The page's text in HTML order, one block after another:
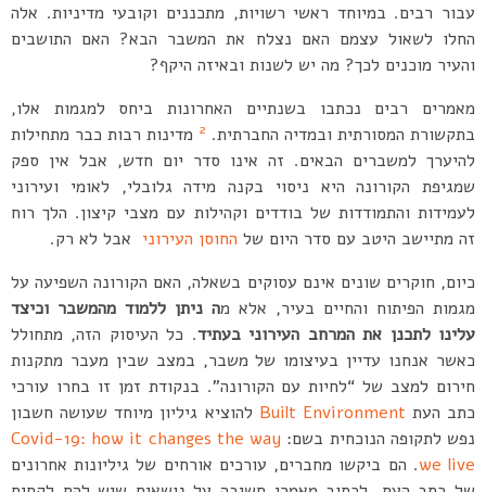
עבור רבים. במיוחד ראשי רשויות, מתכננים וקובעי מדיניות. אלה
החלו לשאול עצמם האם נצלח את המשבר הבא? האם התושבים
והעיר מוכנים לכך? מה יש לשנות ובאיזה היקף?
מאמרים רבים נכתבו בשנתיים האחרונות ביחס למגמות אלו,
בתקשורת המסורתית ובמדיה החברתית. 2 מדינות רבות כבר מתחילות
להיערך למשברים הבאים. זה אינו סדר יום חדש, אבל אין ספק
שמגיפת הקורונה היא ניסוי בקנה מידה גלובלי, לאומי ועירוני
לעמידות והתמודדות של בודדים וקהילות עם מצבי קיצון. הלך רוח
זה מתיישב היטב עם סדר היום של החוסן העירוני אבל לא רק.
כיום, חוקרים שונים אינם עסוקים בשאלה, האם הקורונה השפיעה על
מגמות הפיתוח והחיים בעיר, אלא מה ניתן ללמוד מהמשבר וכיצד
עלינו לתכנן את המרחב העירוני בעתיד. כל העיסוק הזה, מתחולל
כאשר אנחנו עדיין בעיצומו של משבר, במצב שבין מעבר מתקנות
חירום למצב של “לחיות עם הקורונה”. בנקודת זמן זו בחרו עורכי
כתב העת Built Environment להוציא גיליון מיוחד שעושה חשבון
נפש לתקופה הנוכחית בשם: Covid-19: how it changes the way
we live. הם ביקשו מחברים, עורכים אורחים של גיליונות אחרונים